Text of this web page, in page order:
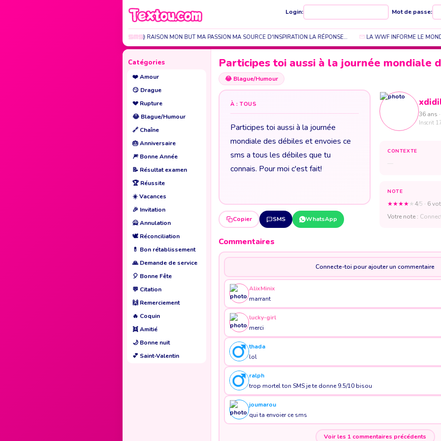
Login: Mot de passe:
TU ES M@ CAUSE M@ RAISON MON BUT MA PASSION MA SOURCE D'INSPIRATION LA RÉPONSE… LA WWF INFORME LE
Catégories
❤️Amour
😏 Drague
💔 Rupture
😂 Blague/Humour
🔗 Chaîne
🎂Anniversaire
🎆 Bonne Année
📝 Résultat examen
🏆Réussite
☀️Vacances
🎉 Invitation
🙅Annulation
🕊️ Réconciliation
💊 Bon rétablissement
🙏 Demande de service
🎈 Bonne Fête
💬 Citation
🙌 Remerciement
🔥 Coquin
👯Amitié
🌙 Bonne nuit
💕 Saint-Valentin
Participes toi aussi à la journée mondiale
😂 Blague/Humour
À : TOUS
Participes toi aussi à la journée
mondiale des débiles et envoies ce
sms a tous les débiles que tu
connais. Pour moi c'est fait!
Copier SMS WhatsApp
36 ans
Inscrit
CONTEXTE
—
NOTE
★★★★★4/5 · 6
Votre note :
Commentaires
Connecte-toi pour ajouter un commentaire
AlixMinix
marrant
lucky-girl
merci
thada
lol
ralph
trop mortel ton SMS je te donne 9.5/10 bisou
joumarou
qui ta envoier ce sms
Voir les 1 commentaires précédents